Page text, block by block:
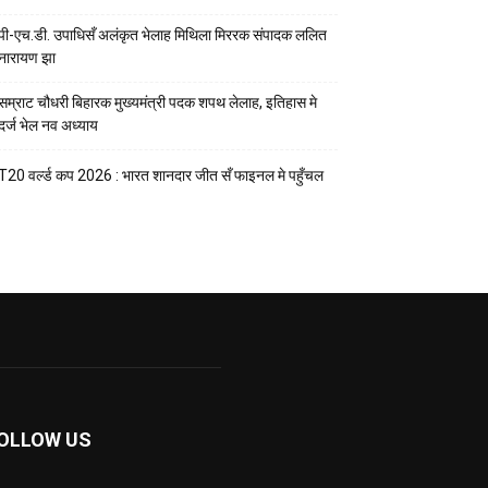
एच.डी. उपाधिसँ अलंकृत भेलाह मिथिला मिररक संपादक ललित
झा
चौधरी बिहारक मुख्यमंत्री पदक शपथ लेलाह, इतिहास मे
भेल नव अध्याय
वर्ल्ड कप 2026 : भारत शानदार जीत सँ फाइनल मे पहुँचल
US